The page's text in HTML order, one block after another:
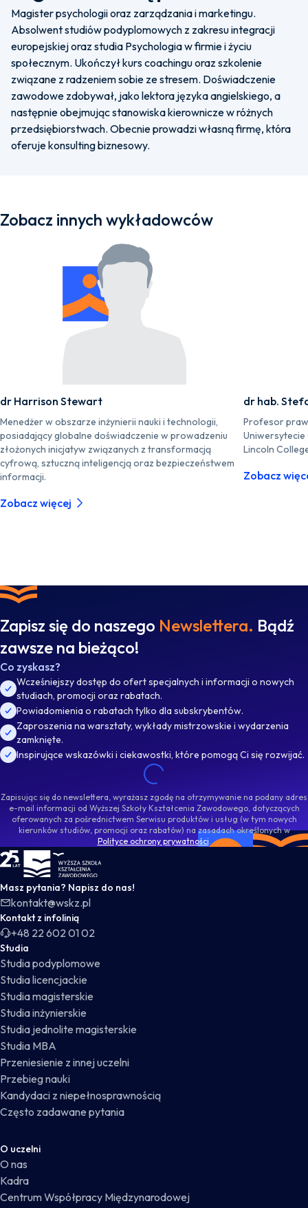
Magister psychologii oraz zarządzania i marketingu.
Absolwent studiów podyplomowych z zakresu integracji
europejskiej oraz studia Psychologia w firmie i życiu
społecznym. Ukończył kurs coachingu oraz szkolenie
związane z radzeniem sobie ze stresem. Doświadczenie
zawodowe zdobywał, jako lektora języka angielskiego, a
następnie obejmując stanowiska kierownicze w różnych
przedsiębiorstwach. Obecnie prowadzi własną firmę, która
oferuje konsulting biznesowy.
Zobacz innych wykładowców
dr Harrison Stewart
Menedżer w obszarze inżynierii nauki i technologii,
posiadający globalne doświadczenie w prowadzeniu
złożonych inicjatyw związanych z transformacją
cyfrową, sztuczną inteligencją oraz bezpieczeństwem
informacji.
Zobacz więcej
dr hab.
Profesor
Lincoln
Zobacz
Zapisz się do naszego Newslettera. Bądź
zawsze na bieżąco!
Co zyskasz?
Wcześniejszy dostęp do ofert specjalnych i informacji o nowych
studiach, promocji oraz rabatach.
Powiadomienia o rabatach tylko dla subskrybentów.
Zaproszenia na warsztaty, wykłady mistrzowskie i wydarzenia
zamknięte.
Inspirujące wskazówki i ciekawostki, które pomogą Ci się rozwijać.
Zapisując się do newslettera, wyrażasz zgodę na otrzymywanie na podany adres
e-mail informacji od Wyższej Szkoły Kształcenia Zawodowego, dotyczących
oferowanych za pośrednictwem Serwisu produktów i usług (w tym nowych
kierunków studiów, promocji oraz rabatów) na zasadach określonych w
Polityce ochrony prywatności.
WSKZ - strona główna
Masz pytania? Napisz do nas!
kontakt@wskz.pl
Kontakt z infolinią
+48 22 602 01 02
Studia
Studia podyplomowe
Studia licencjackie
Studia magisterskie
Studia inżynierskie
Studia jednolite magisterskie
Studia MBA
Przeniesienie z innej uczelni
Przebieg nauki
Kandydaci z niepełnosprawnością
Często zadawane pytania
O uczelni
O nas
Kadra
Centrum Współpracy Międzynarodowej